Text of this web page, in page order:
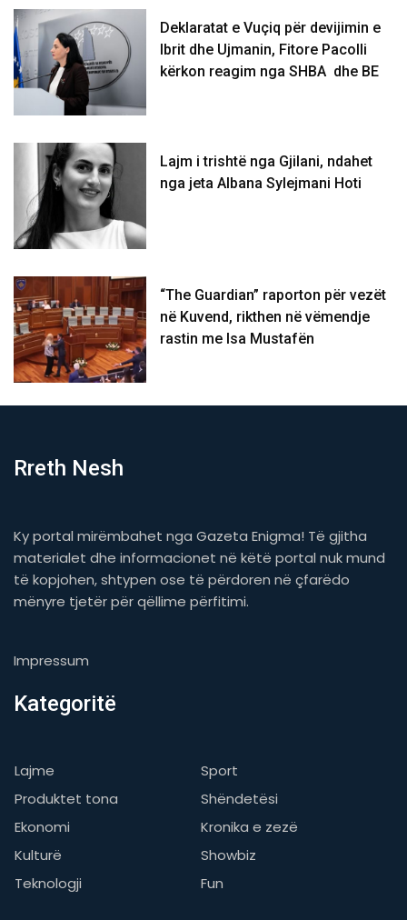
Deklaratat e Vuçiq për devijimin e
Ibrit dhe Ujmanin, Fitore Pacolli
kërkon reagim nga SHBA dhe BE
Lajm i trishtë nga Gjilani, ndahet
nga jeta Albana Sylejmani Hoti
“The Guardian” raporton për vezët
në Kuvend, rikthen në vëmendje
rastin me Isa Mustafën
Rreth Nesh
Ky portal mirëmbahet nga Gazeta Enigma! Të gjitha
materialet dhe informacionet në këtë portal nuk mund
të kopjohen, shtypen ose të përdoren në çfarëdo
mënyre tjetër për qëllime përfitimi.
Impressum
Kategoritë
Lajme
Sport
Produktet tona
Shëndetësi
Ekonomi
Kronika e zezë
Kulturë
Showbiz
Teknologji
Fun